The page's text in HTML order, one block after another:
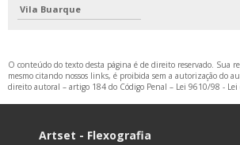
Vila Buarque
O conteúdo do texto desta página é de direito reservado. Sua
mesmo citando nossos links, é proibida sem a autorização do
direito autoral – artigo 184 do Código Penal – Lei 9610/98 -
Artset - Flexografia